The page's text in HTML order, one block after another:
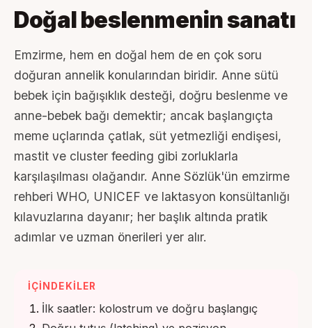
Doğal beslenmenin sanatı
Emzirme, hem en doğal hem de en çok soru
doğuran annelik konularından biridir. Anne sütü
bebek için bağışıklık desteği, doğru beslenme ve
anne-bebek bağı demektir; ancak başlangıçta
meme uçlarında çatlak, süt yetmezliği endişesi,
mastit ve cluster feeding gibi zorluklarla
karşılaşılması olağandır. Anne Sözlük'ün emzirme
rehberi WHO, UNICEF ve laktasyon konsültanlığı
kılavuzlarına dayanır; her başlık altında pratik
adımlar ve uzman önerileri yer alır.
İÇINDEKILER
İlk saatler: kolostrum ve doğru başlangıç